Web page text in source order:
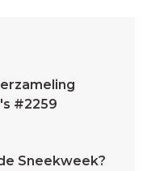
#2259
Sneekweek?